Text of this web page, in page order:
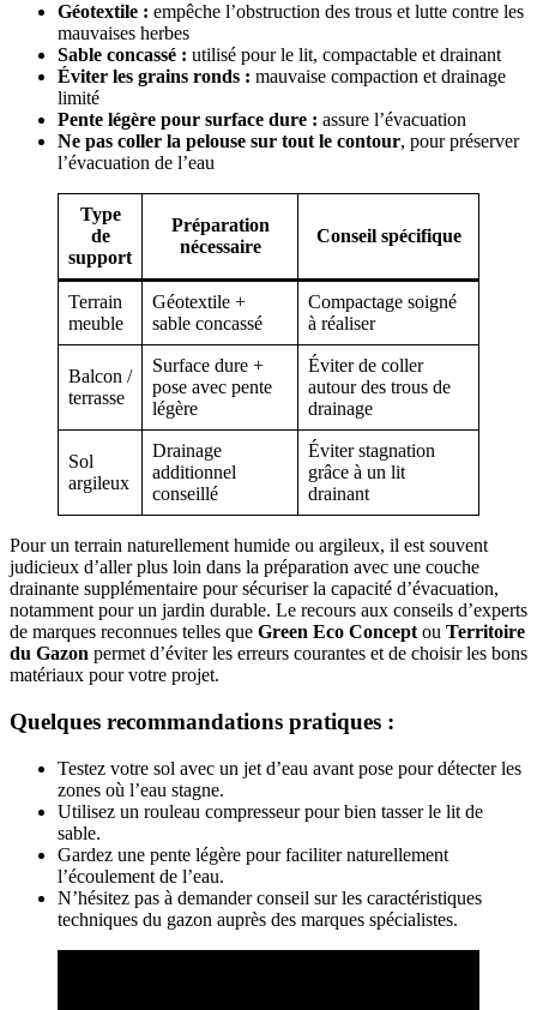
Géotextile : empêche l’obstruction des trous et lutte contre les
mauvaises herbes
Sable concassé : utilisé pour le lit, compactable et drainant
Éviter les grains ronds : mauvaise compaction et drainage
limité
Pente légère pour surface dure : assure l’évacuation
Ne pas coller la pelouse sur tout le contour, pour préserver
l’évacuation de l’eau
Type
de
support
Préparation
nécessaire
Conseil spécifique
Terrain
meuble
Géotextile +
sable concassé
Compactage soigné
à réaliser
Balcon /
terrasse
Surface dure +
pose avec pente
légère
Éviter de coller
autour des trous de
drainage
Sol
argileux
Drainage
additionnel
conseillé
Éviter stagnation
grâce à un lit
drainant
Pour un terrain naturellement humide ou argileux, il est souvent
judicieux d’aller plus loin dans la préparation avec une couche
drainante supplémentaire pour sécuriser la capacité d’évacuation,
notamment pour un jardin durable. Le recours aux conseils d’experts
de marques reconnues telles que Green Eco Concept ou Territoire
du Gazon permet d’éviter les erreurs courantes et de choisir les bons
matériaux pour votre projet.
Quelques recommandations pratiques :
Testez votre sol avec un jet d’eau avant pose pour détecter les
zones où l’eau stagne.
Utilisez un rouleau compresseur pour bien tasser le lit de
sable.
Gardez une pente légère pour faciliter naturellement
l’écoulement de l’eau.
N’hésitez pas à demander conseil sur les caractéristiques
techniques du gazon auprès des marques spécialistes.